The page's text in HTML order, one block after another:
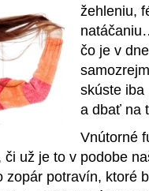
žehleniu,
čo je v
skúste iba
a dbať na
Vnútorné
už je to v podobe
zopár potravín, ktoré